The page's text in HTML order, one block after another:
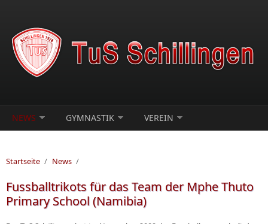
NEWS GYMNASTIK VEREIN
Startseite / News /
Fussballtrikots für das Team der Mphe Thuto
Primary School (Namibia)